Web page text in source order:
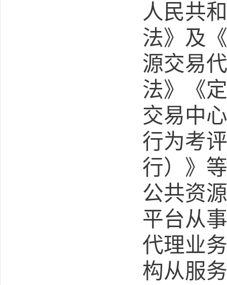
人民共
法》及
源交易
法》《
交易中
行为考
行）》
公共资
平台从
代理业
构从服